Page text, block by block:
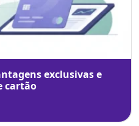
exclusivas e
cartão